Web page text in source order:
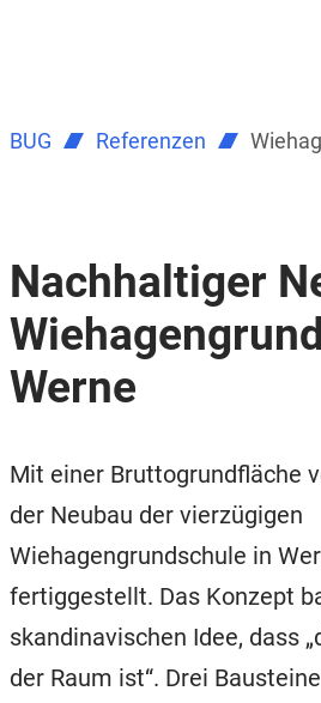
BUG Referenzen
Nachhaltiger
Werne
Mit einer Bruttogrundfläche
der Neubau der vierzügigen
Wiehagengrundschule in
fertiggestellt. Das Konzept
skandinavischen Idee, dass
der Raum ist“. Drei